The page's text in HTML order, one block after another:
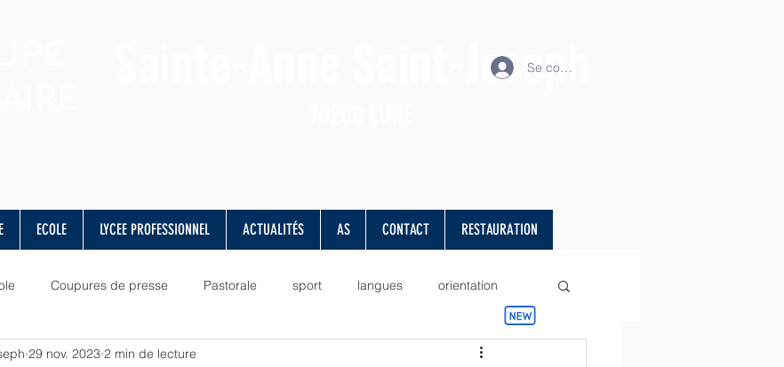
Saint-Joseph
Se connecter
Coupures de presse Pastorale sport langues orientation
valeurs vie scolaire Sciences
29 nov. 2023 2 min de lecture
ECOLE LYCEE PROFESSIONNEL ACTUALITÉS AS CONTACT RESTAURATION